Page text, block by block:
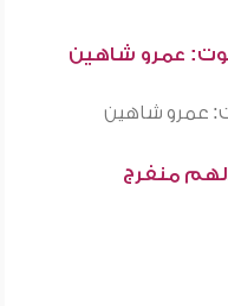
عمرو شاهين
عمرو شاهين
منفرج